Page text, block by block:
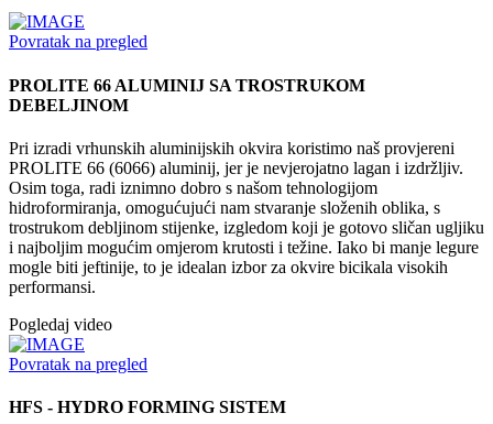
Povratak na pregled
PROLITE 66 ALUMINIJ SA TROSTRUKOM
DEBELJINOM
Pri izradi vrhunskih aluminijskih okvira koristimo naš provjereni
PROLITE 66 (6066) aluminij, jer je nevjerojatno lagan i izdržljiv.
Osim toga, radi iznimno dobro s našom tehnologijom
hidroformiranja, omogućujući nam stvaranje složenih oblika, s
trostrukom debljinom stijenke, izgledom koji je gotovo sličan ugljiku
i najboljim mogućim omjerom krutosti i težine. Iako bi manje legure
mogle biti jeftinije, to je idealan izbor za okvire bicikala visokih
performansi.
Pogledaj video
Povratak na pregled
HFS - HYDRO FORMING SISTEM